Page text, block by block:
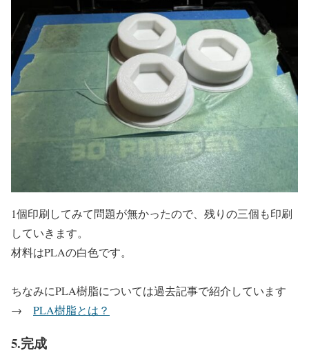
1個印刷してみて問題が無かったので、残りの三個も印刷
していきます。
材料はPLAの白色です。
ちなみにPLA樹脂については過去記事で紹介しています
→ PLA樹脂とは？
5.完成